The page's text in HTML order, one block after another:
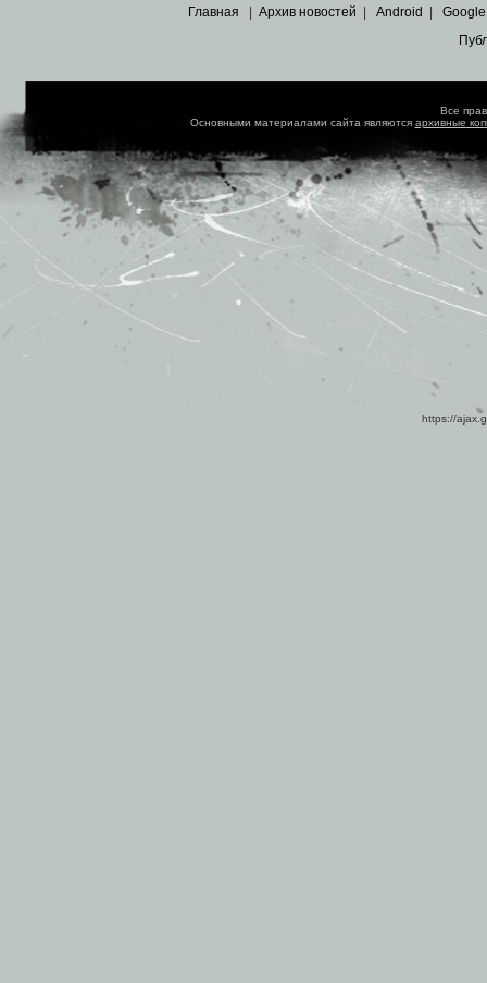
Главная Архив новостей Android Google
Все
Основными материалами сайта являются архивные
https://